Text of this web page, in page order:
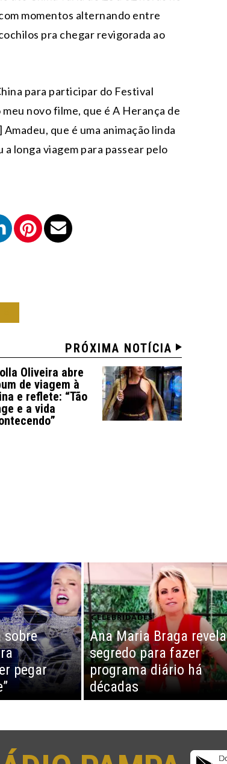
momentos alternando entre
pra chegar revigorada ao
para participar do Festival
novo filme, que é A Herança de
que é uma animação linda
longa viagem para passear pelo
PRÓXIMA NOTÍCIA
Oliveira abre
de viagem à
e reflete: “Tão
e a vida
sobre
pegar
CELEBRIDADES
Ana Maria Braga revela
segredo para fazer
programa diário há
décadas